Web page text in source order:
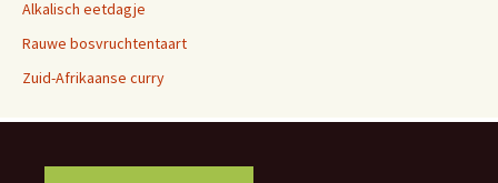
Alkalisch eetdagje
Rauwe bosvruchtentaart
Zuid-Afrikaanse curry